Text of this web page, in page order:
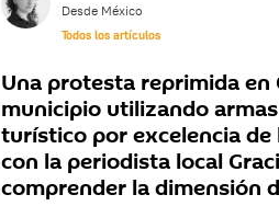
Desde México
Todos los artículos
Una protesta reprimida en
municipio utilizando
turístico por excelencia
con la periodista local
comprender la dimensión